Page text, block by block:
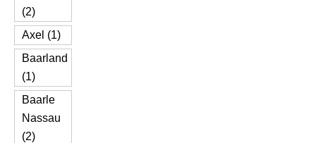
(2)
Axel (1)
Baarland
(1)
Baarle
Nassau
(2)